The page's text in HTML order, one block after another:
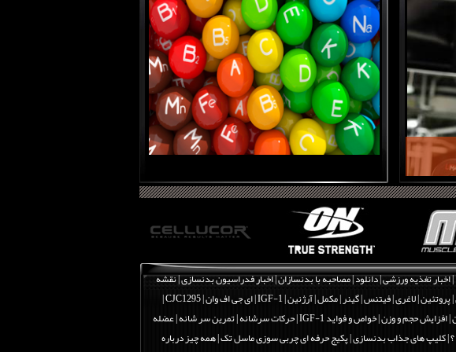
|اخبار تغذیه ورزشی|دانلود|مصاحبه با بدنسازان|اخبار فدراسیون بدنسازی|نقشه
|پروتئین|لاغری|فیتنس|گینر|مکمل|آرژنین|IGF-1 | ای جی اف وان |
CJC1295 |
|افزایش حجم و وزن|خواص و فواید IGF-1 |حرکات سرشانه | تمرین سر شانه | عضله
|کلیپ های جذاب بدنسازی|پکیج حرفه ای چربی سوزی ماسل تک|همه چیز درباره